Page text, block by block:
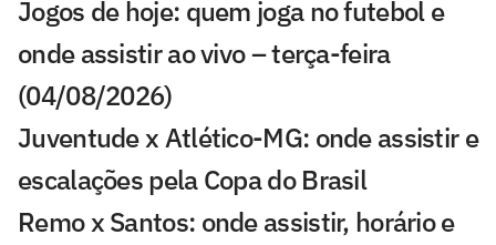
Jogos de hoje: quem joga no futebol e
onde assistir ao vivo – terça-feira
(04/08/2026)
Juventude x Atlético-MG: onde assistir e
escalações pela Copa do Brasil
Remo x Santos: onde assistir, horário e